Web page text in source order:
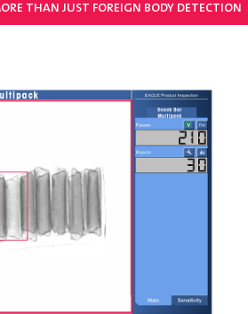
THAN JUST FOREIGN BODY DETECTION